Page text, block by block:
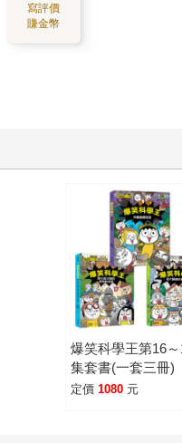
寫評價
賺金幣
爆笑科學王第16
集套書(一套三冊)
定價 1080 元